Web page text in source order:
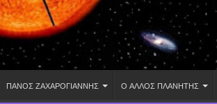
ΠΑΝΟΣ ΖΑΧΑΡΟΓΙΑΝΝΗΣ Ο ΑΛΛΟΣ ΠΛΑΝΗΤΗΣ